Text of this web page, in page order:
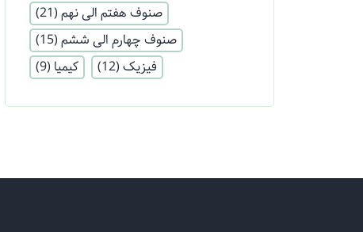
صنوف هفتم الی نهم (21)
صنوف چهارم الی ششم (15)
فیزیک (12) کیمیا (9)